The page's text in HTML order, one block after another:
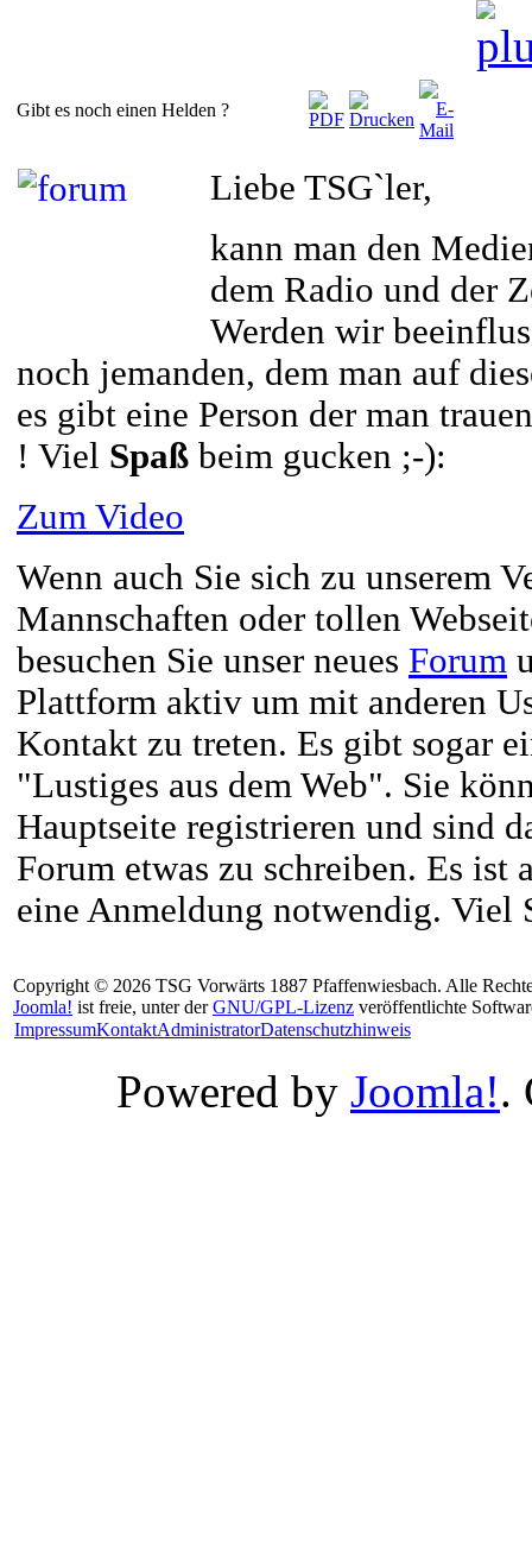
Gibt es noch einen Helden ?
Liebe TSG`ler,
kann man den
dem Radio und der
Werden wir
noch jemanden, dem man auf
es gibt eine Person der man
! Viel Spaß beim gucken ;-):
Zum Video
Wenn auch Sie sich zu unserem
Mannschaften oder tollen
besuchen Sie unser neues Forum
Plattform aktiv um mit anderen
Kontakt zu treten. Es gibt sogar
"Lustiges aus dem Web". Sie
Hauptseite registrieren und sind
Forum etwas zu schreiben. Es ist
eine Anmeldung notwendig. Viel
Copyright © 2026 TSG Vorwärts 1887 Pfaffenwiesbach. Alle
Joomla! ist freie, unter derGNU/GPL-Lizenz veröffentlichte
ImpressumKontaktAdministratorDatenschutzhinweis
Powered by Joomla!.